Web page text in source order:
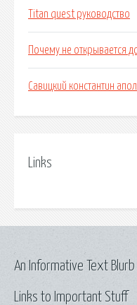
Titan quest руководство
Почему не открывается
Савицкий константин
Links
Links to Important Stuff
An Informative Text Blurb